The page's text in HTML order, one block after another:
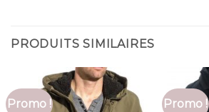
PRODUITS SIMILAIRES
Promo ! Promo !